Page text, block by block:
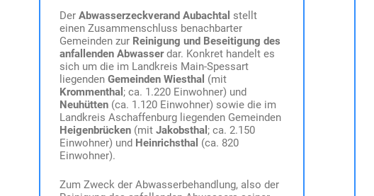
Der Abwasserzeckverand Aubachtal stellt
einen Zusammenschluss benachbarter
Gemeinden zur Reinigung und Beseitigung des
anfallenden Abwasserdar. Konkret handelt es
sich um die im Landkreis Main-Spessart
liegenden Gemeinden Wiesthal (mit
Krommenthal ; ca. 1.220 Einwohner) und
Neuhütten (ca. 1.120 Einwohner) sowie die im
Landkreis Aschaffenburg liegenden Gemeinden
Heigenbrücken (mit Jakobsthal ; ca. 2.150
Einwohner) und Heinrichsthal (ca. 820
Einwohner).
Zum Zweck der Abwasserbehandlung, also der